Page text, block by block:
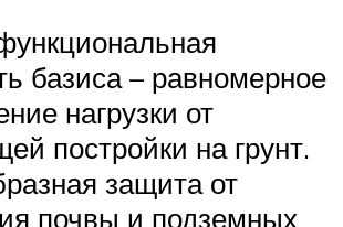
базиса – равномерное
нагрузки от
постройки на грунт.
защита от
почвы и подземных